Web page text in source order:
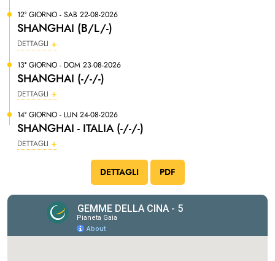
12° GIORNO - SAB 22-08-2026
SHANGHAI (B/L/-)
DETTAGLI
13° GIORNO - DOM 23-08-2026
SHANGHAI (-/-/-)
DETTAGLI
14° GIORNO - LUN 24-08-2026
SHANGHAI - ITALIA (-/-/-)
DETTAGLI
DETTAGLI PDF